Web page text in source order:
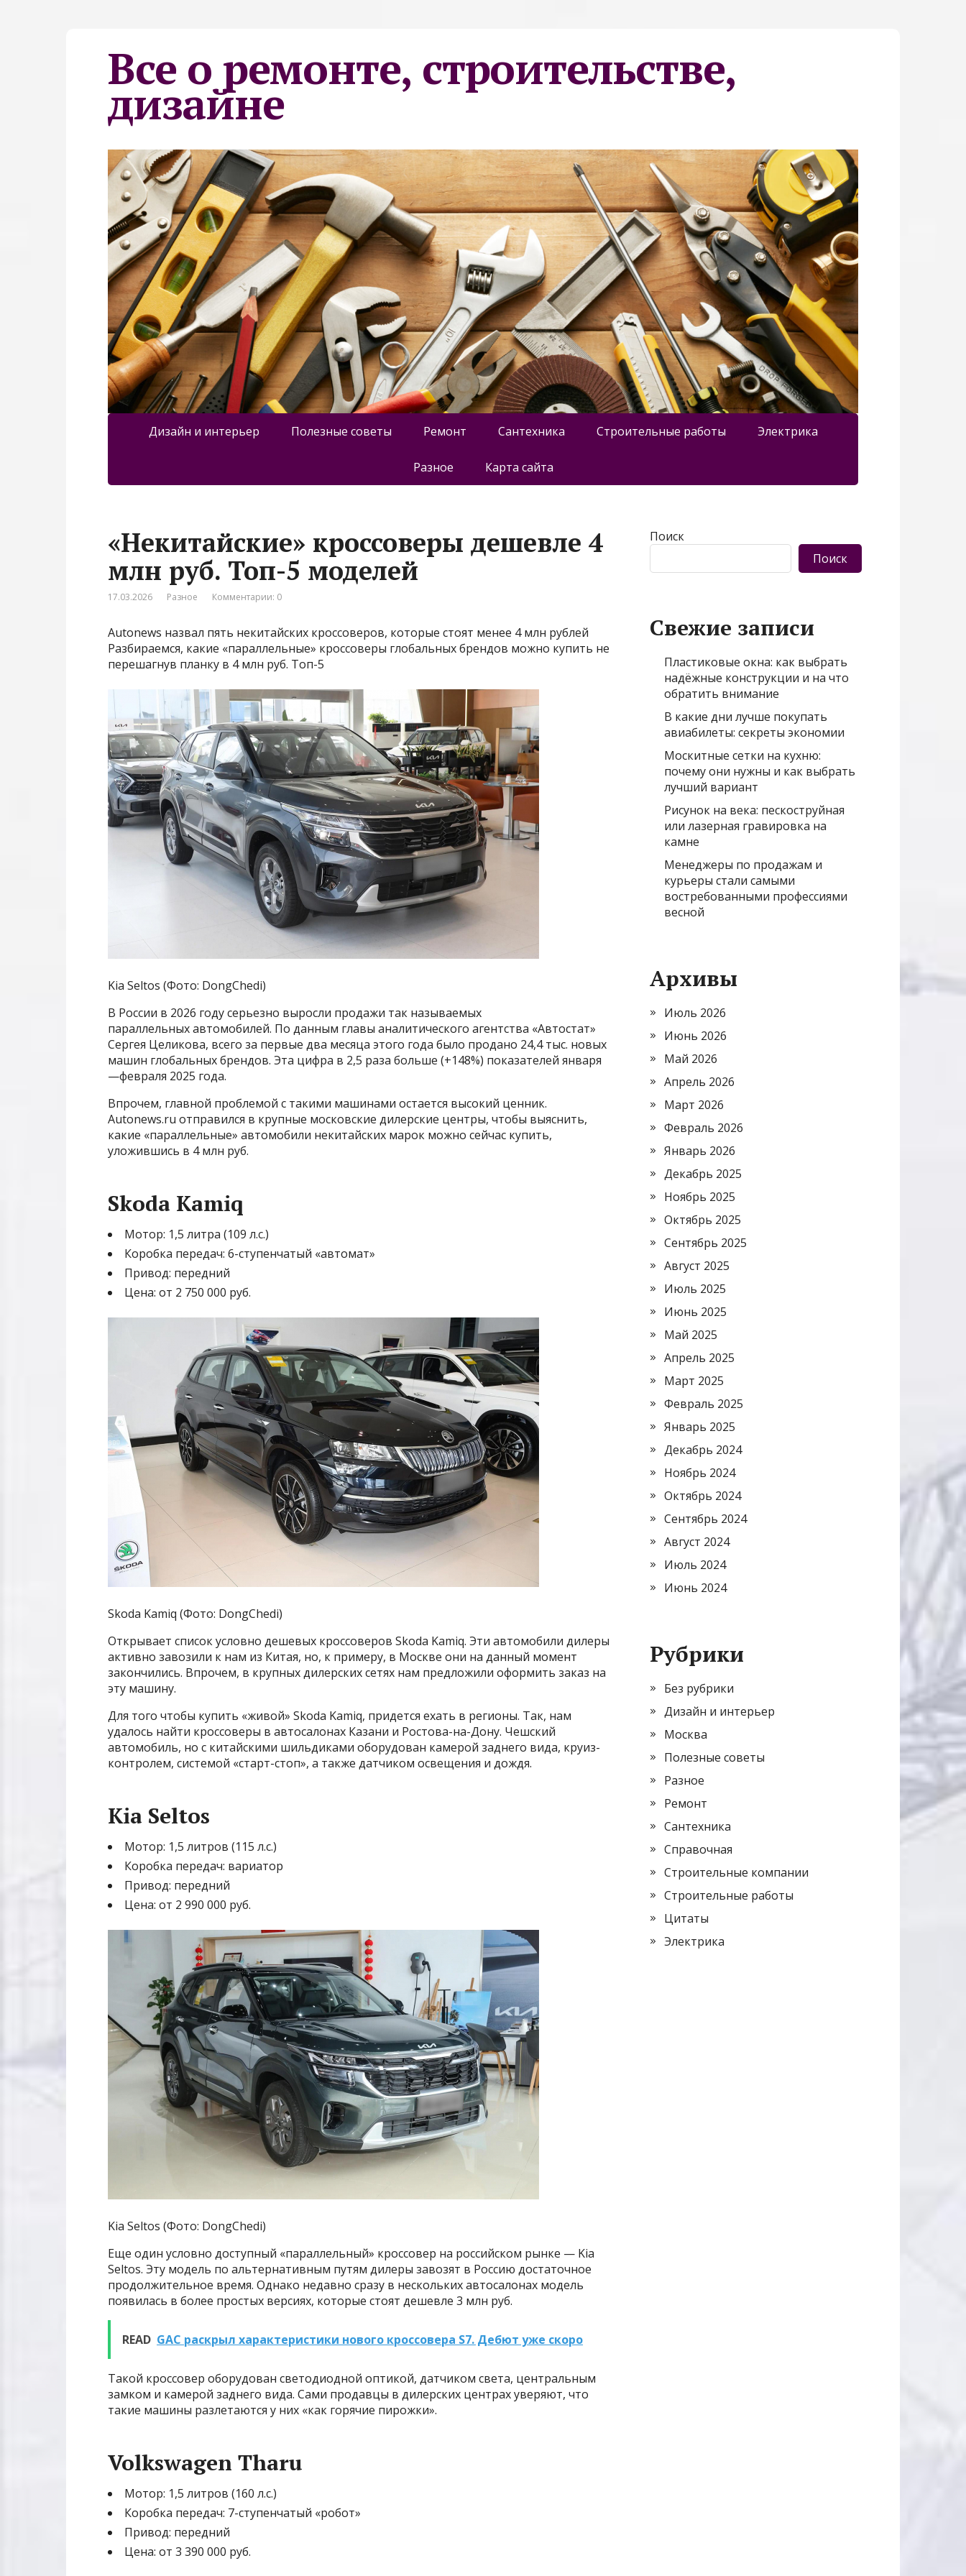
Все о ремонте, строительстве,
дизайне
Дизайн и интерьер Полезные советы Ремонт Сантехника Строительные работы Электрика
Разное Карта сайта
«Некитайские» кроссоверы дешевле 4
млн руб. Топ-5 моделей
17.03.2026 Разное Комментарии: 0
Autonews назвал пять некитайских кроссоверов, которые стоят менее 4 млн рублей
Разбираемся, какие «параллельные» кроссоверы глобальных брендов можно купить не
перешагнув планку в 4 млн руб. Топ-5
Kia Seltos (Фото: DongChedi)
В России в 2026 году серьезно выросли продажи так называемых
параллельных автомобилей. По данным главы аналитического агентства «Автостат»
Сергея Целикова, всего за первые два месяца этого года было продано 24,4 тыс. новых
машин глобальных брендов. Эта цифра в 2,5 раза больше (+148%) показателей января
—февраля 2025 года.
Впрочем, главной проблемой с такими машинами остается высокий ценник.
Autonews.ru отправился в крупные московские дилерские центры, чтобы выяснить,
какие «параллельные» автомобили некитайских марок можно сейчас купить,
уложившись в 4 млн руб.
Skoda Kamiq
Мотор: 1,5 литра (109 л.с.)
Коробка передач: 6-ступенчатый «автомат»
Привод: передний
Цена: от 2 750 000 руб.
Skoda Kamiq (Фото: DongChedi)
Открывает список условно дешевых кроссоверов Skoda Kamiq. Эти автомобили дилеры
активно завозили к нам из Китая, но, к примеру, в Москве они на данный момент
закончились. Впрочем, в крупных дилерских сетях нам предложили оформить заказ на
эту машину.
Для того чтобы купить «живой» Skoda Kamiq, придется ехать в регионы. Так, нам
удалось найти кроссоверы в автосалонах Казани и Ростова-на-Дону. Чешский
автомобиль, но с китайскими шильдиками оборудован камерой заднего вида, круиз-
контролем, системой «старт-стоп», а также датчиком освещения и дождя.
Kia Seltos
Мотор: 1,5 литров (115 л.с.)
Коробка передач: вариатор
Привод: передний
Цена: от 2 990 000 руб.
Kia Seltos (Фото: DongChedi)
Еще один условно доступный «параллельный» кроссовер на российском рынке — Kia
Seltos. Эту модель по альтернативным путям дилеры завозят в Россию достаточное
продолжительное время. Однако недавно сразу в нескольких автосалонах модель
появилась в более простых версиях, которые стоят дешевле 3 млн руб.
READ GAC раскрыл характеристики нового кроссовера S7. Дебют уже скоро
Такой кроссовер оборудован светодиодной оптикой, датчиком света, центральным
замком и камерой заднего вида. Сами продавцы в дилерских центрах уверяют, что
такие машины разлетаются у них «как горячие пирожки».
Volkswagen Tharu
Мотор: 1,5 литров (160 л.с.)
Коробка передач: 7-ступенчатый «робот»
Привод: передний
Цена: от 3 390 000 руб.
Поиск
Поиск
Свежие записи
Пластиковые окна: как выбрать
надёжные конструкции и на что
обратить внимание
В какие дни лучше покупать
авиабилеты: секреты экономии
Москитные сетки на кухню:
почему они нужны и как выбрать
лучший вариант
Рисунок на века: пескоструйная
или лазерная гравировка на
камне
Менеджеры по продажам и
курьеры стали самыми
востребованными профессиями
весной
Архивы
Июль 2026
Июнь 2026
Май 2026
Апрель 2026
Март 2026
Февраль 2026
Январь 2026
Декабрь 2025
Ноябрь 2025
Октябрь 2025
Сентябрь 2025
Август 2025
Июль 2025
Июнь 2025
Май 2025
Апрель 2025
Март 2025
Февраль 2025
Январь 2025
Декабрь 2024
Ноябрь 2024
Октябрь 2024
Сентябрь 2024
Август 2024
Июль 2024
Июнь 2024
Рубрики
Без рубрики
Дизайн и интерьер
Москва
Полезные советы
Разное
Ремонт
Сантехника
Справочная
Строительные компании
Строительные работы
Цитаты
Электрика